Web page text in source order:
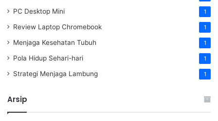
PC Desktop Mini 1
Review Laptop Chromebook 1
Menjaga Kesehatan Tubuh 1
Pola Hidup Sehari-hari 1
Strategi Menjaga Lambung 1
Arsip